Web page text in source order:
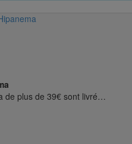
de plus de 39€ sont livré…